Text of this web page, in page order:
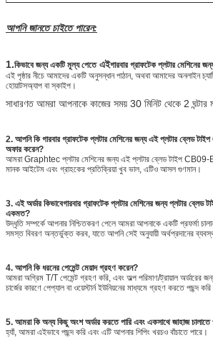
আপনি জানতে চাইতে পারেন:
1.কিভাবে জন্য একটি মূল্য পেতে এইগারবার গ্রাফটেক প্লটার মেশিনের
এই পৃষ্ঠার নীচে আমাদের একটি অনুসন্ধান পাঠান, অথবা আমাদের অনলাইন
হোয়াটসঅ্যাপ বা স্কাইপ।
সাধারণত আমরা আপনাকে কাজের সময় 30 মিনিট থেকে 2
2. আপনি কি গারবার গ্রাফটেক প্লটার মেশিনের জন্য এই প্লটার ব্লেড
অফার করেন?
আমরা Graphtec প্লটার মেশিনের জন্য এই প্লটার ব্লেড টাইপ CB09-
মানক আইটেম এবং গ্রাহকের প্রতিক্রিয়া খুব ভাল, এটিও আসল গুণমান।
3. এই অর্ডার কিভাবেগারবার গ্রাফটেক প্লটার মেশিনের জন্য প্লটার
একমত?
উদ্ধৃতি সম্পর্কে আপনার নিশ্চিতকরণ পেলে আমরা আপনাকে একটি প্রফর্মা
সমস্ত বিবরণ অন্তর্ভুক্ত করব, যাতে আপনি সেই অনুযায়ী অর্থপ্রদানের
4. আপনি কি ধরনের পেমেন্ট মেয়াদ গ্রহণ করেন?
আমরা অগ্রিম T/T পেমেন্ট গ্রহণ করি, এবং অল্প পরিমাণ/ট্রায়াল অর্ডারের
চার্জের কারণে পেপ্যাল ​​বা ওয়েস্টার্ন ইউনিয়নের মাধ্যমে গ্রহণ করতে পছন্দ
5. আমরা কি অন্য কিছু অংশ অর্ডার করতে পারি এবং একসাথে জাহাজ চালাতে
হ্যাঁ, আমরা এইভাবে পছন্দ করি এবং এটি আপনার শিপিং খরচও বাঁচাতে পারে।